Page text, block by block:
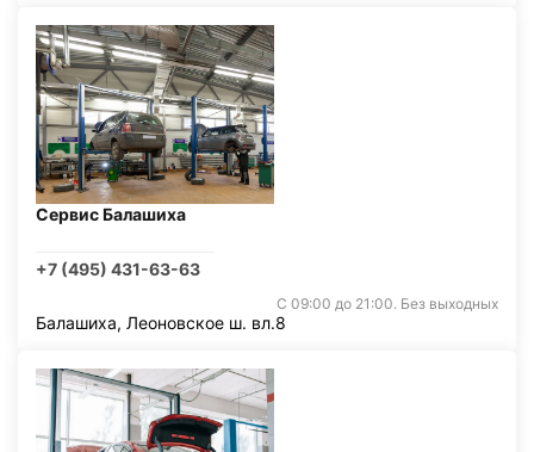
Сервис Балашиха
+7 (495) 431-63-63
С 09:00 до 21:00. Без выходных
Балашиха, Леоновское ш. вл.8